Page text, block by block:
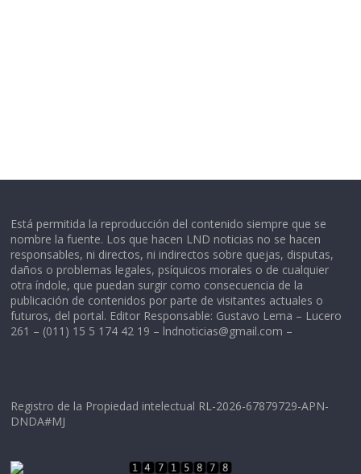
Está permitida la reproducción del contenido siempre que se
nombre la fuente. Los que hacen LND noticias no se hacen
responsables, ni directos, ni indirectos sobre quejas, disputas,
daños o problemas legales, psíquicos morales o de cualquier
otra índole, que puedan surgir como consecuencia de la
publicación de contenidos por parte de visitantes actuales o
futuros, del portal. Editor Responsable: Gustavo Lema – Lucero
261 – (011) 15 5 174 42 19 – lndnoticias@gmail.com –
Registro de la Propiedad intelectual RL-2026-67879729-APN-
DNDA#MJ